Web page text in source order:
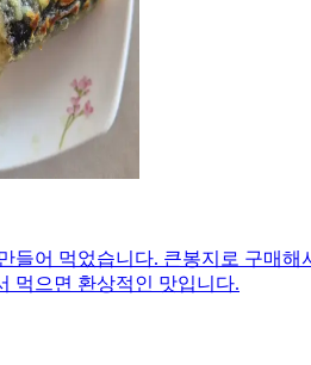
들어 먹었습니다. 큰봉지로 구매
먹으면 환상적인 맛입니다.